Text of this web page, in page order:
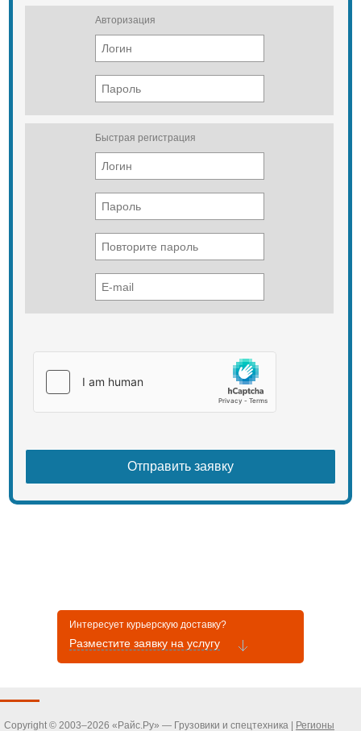
Авторизация
Быстрая регистрация
Интересует курьерскую доставку?
Разместите заявку на услугу
Copyright © 2003–2026 «Райс.Ру» — Грузовики и спецтехника | Регионы